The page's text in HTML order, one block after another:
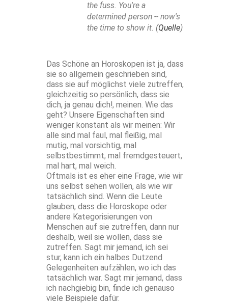
the fuss. You're a
determined person -- now's
the time to show it. (Quelle)
Das Schöne an Horoskopen ist ja, dass
sie so allgemein geschrieben sind,
dass sie auf möglichst viele zutreffen,
gleichzeitig so persönlich, dass sie
dich, ja genau dich!, meinen. Wie das
geht? Unsere Eigenschaften sind
weniger konstant als wir meinen: Wir
alle sind mal faul, mal fleißig, mal
mutig, mal vorsichtig, mal
selbstbestimmt, mal fremdgesteuert,
mal hart, mal weich.
Oftmals ist es eher eine Frage, wie wir
uns selbst sehen wollen, als wie wir
tatsächlich sind. Wenn die Leute
glauben, dass die Horoskope oder
andere Kategorisierungen von
Menschen auf sie zutreffen, dann nur
deshalb, weil sie wollen, dass sie
zutreffen. Sagt mir jemand, ich sei
stur, kann ich ein halbes Dutzend
Gelegenheiten aufzählen, wo ich das
tatsächlich war. Sagt mir jemand, dass
ich nachgiebig bin, finde ich genauso
viele Beispiele dafür.